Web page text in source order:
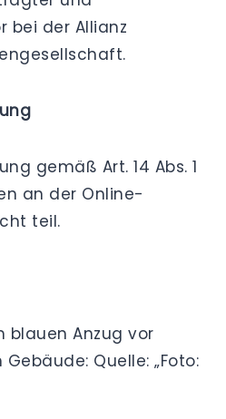
bei der Allianz
gemäß Art. 14 Abs. 1
an der Online-
teil.
blauen Anzug vor
Quelle: „Foto: